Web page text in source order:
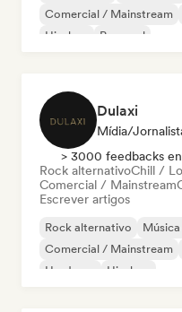
Comercial / Mainstream
Hip-hop
Pop soul
Dulaxi
Mídia/
> 3000 feedbacks
Rock alternativoChill /
Comercial / Mainstream
Escrever artigos
Rock alternativo
Comercial / Mainstream
Hardcore
Hip-hop